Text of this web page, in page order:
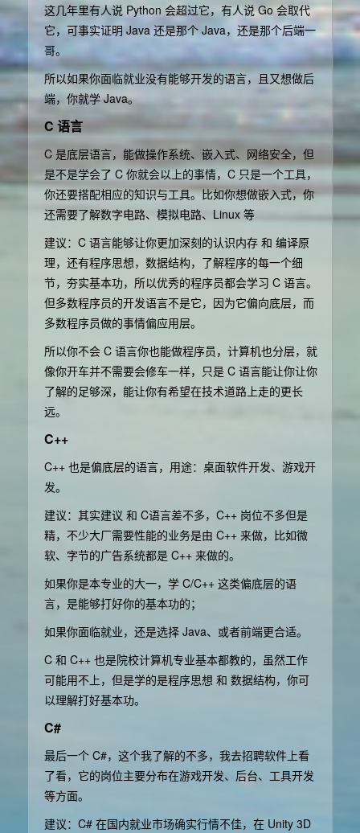
这几年里有人说 Python 会超过它，有人说 Go 会取代
它，可事实证明 Java 还是那个 Java，还是那个后端一
哥。
所以如果你面临就业没有能够开发的语言，且又想做后
端，你就学 Java。
C 语言
C 是底层语言，能做操作系统、嵌入式、网络安全，但
是不是学会了 C 你就会以上的事情，C 只是一个工具，
你还要搭配相应的知识与工具。比如你想做嵌入式，你
还需要了解数字电路、模拟电路、Linux 等
建议：C 语言能够让你更加深刻的认识内存 和 编译原
理，还有程序思想，数据结构，了解程序的每一个细
节，夯实基本功，所以优秀的程序员都会学习 C 语言。
但多数程序员的开发语言不是它，因为它偏向底层，而
多数程序员做的事情偏应用层。
所以你不会 C 语言你也能做程序员，计算机也分层，就
像你开车并不需要会修车一样，只是 C 语言能让你让你
了解的足够深，能让你有希望在技术道路上走的更长
远。
C++
C++ 也是偏底层的语言，用途：桌面软件开发、游戏开
发。
建议：其实建议 和 C语言差不多，C++ 岗位不多但是
精，不少大厂需要性能的业务是由 C++ 来做，比如微
软、字节的广告系统都是 C++ 来做的。
如果你是本专业的大一，学 C/C++ 这类偏底层的语
言，是能够打好你的基本功的；
如果你面临就业，还是选择 Java、或者前端更合适。
C 和 C++ 也是院校计算机专业基本都教的，虽然工作
可能用不上，但是学的是程序思想 和 数据结构，你可
以理解打好基本功。
C#
最后一个 C#，这个我了解的不多，我去招聘软件上看
了看，它的岗位主要分布在游戏开发、后台、工具开发
等方面。
建议：C# 在国内就业市场确实行情不佳，在 Unity 3D